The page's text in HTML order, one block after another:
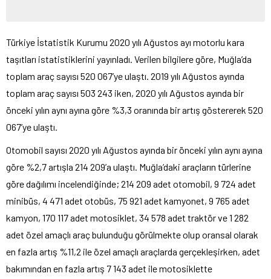
Türkiye İstatistik Kurumu 2020 yılı Ağustos ayı motorlu kara
taşıtları istatistiklerini yayınladı. Verilen bilgilere göre, Muğla’da
toplam araç sayısı 520 067’ye ulaştı. 2019 yılı Ağustos ayında
toplam araç sayısı 503 243 iken, 2020 yılı Ağustos ayında bir
önceki yılın aynı ayına göre %3,3 oranında bir artış göstererek 520
067’ye ulaştı.
Otomobil sayısı 2020 yılı Ağustos ayında bir önceki yılın aynı ayına
göre %2,7 artışla 214 209’a ulaştı. Muğla’daki araçların türlerine
göre dağılımı incelendiğinde; 214 209 adet otomobil, 9 724 adet
minibüs, 4 471 adet otobüs, 75 921 adet kamyonet, 9 765 adet
kamyon, 170 117 adet motosiklet, 34 578 adet traktör ve 1 282
adet özel amaçlı araç bulunduğu görülmekte olup oransal olarak
en fazla artış %11,2 ile özel amaçlı araçlarda gerçekleşirken, adet
bakımından en fazla artış 7 143 adet ile motosiklette